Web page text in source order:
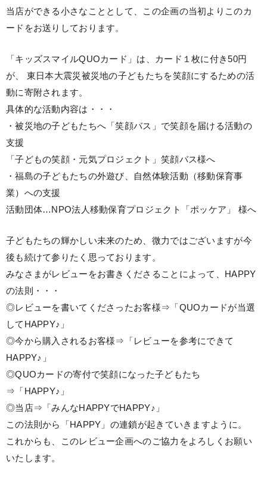
当店ができる小さなこととして、この企画の当初よりこのカ
ードをお送りしております。
「キッズスマイルQUOカード」は、カード１枚に付き50円
が、 東日本大震災被災地の子どもたちを笑顔にするための活
動に寄附されます。
具体的な活動内容は・・・
・被災地の子どもたちへ「笑顔バス」で笑顔を届ける活動の
支援
「子どもの笑顔・元気プロジェクト」笑顔バス様へ
・福島の子どもたちの外遊び、自然体験活動（移動保育事
業）への支援
活動団体…NPO法人移動保育プロジェクト「ポッケア」 様へ
子どもたちの輝かしい未来のため、微力ではございますが今
後も続けて参りたく思っております。
みなさまがレビューをお書きくださることによって、HAPPY
の法則・・・
◎レビューを書いてくださったお客様⇒「QUOカードが当選
してHAPPY♪」
◎今から購入されるお客様⇒「レビューを参考にできて
HAPPY♪」
◎QUOカードの寄付で笑顔になった子どもたち
⇒「HAPPY♪」
◎当店⇒「みんなHAPPYでHAPPY♪」
この法則から「HAPPY」の連鎖が起きていきますように。
これからも、このレビュー企画へのご協力をよろしくお願い
いたします。